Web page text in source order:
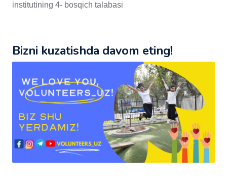
institutining 4- bosqich talabasi
Bizni kuzatishda davom eting!